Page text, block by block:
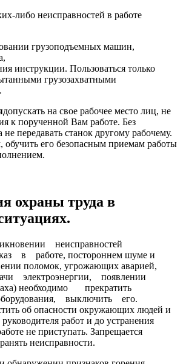
либо неисправностей в работе
грузоподъемных машин,
инструкции. Пользоваться только
грузозахватными
допускать на свое рабочее место лиц, не
к порученной Вам работе. Без
не передавать станок другому рабочему.
обучить его безопасным приемам работы
охраны труда в
неисправностей
в работе, постороннем шуме и
поломок, угрожающих аварией,
электроэнергии, появлении
необходимо прекратить
выключить его.
об опасности окружающих людей и
работ и до устранения
не приступать. Запрещается
неисправности.